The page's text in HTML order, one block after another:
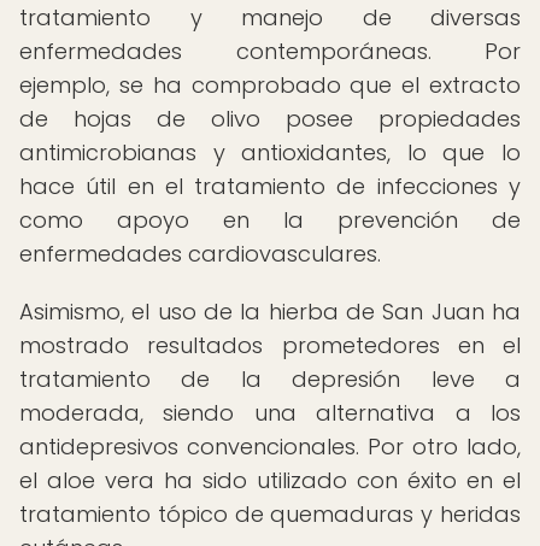
tratamiento y manejo de diversas
enfermedades contemporáneas. Por
ejemplo, se ha comprobado que el extracto
de hojas de olivo posee propiedades
antimicrobianas y antioxidantes, lo que lo
hace útil en el tratamiento de infecciones y
como apoyo en la prevención de
enfermedades cardiovasculares.
Asimismo, el uso de la hierba de San Juan ha
mostrado resultados prometedores en el
tratamiento de la depresión leve a
moderada, siendo una alternativa a los
antidepresivos convencionales. Por otro lado,
el aloe vera ha sido utilizado con éxito en el
tratamiento tópico de quemaduras y heridas